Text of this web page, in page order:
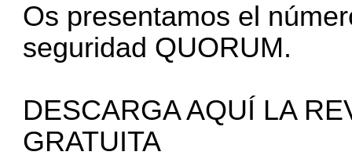
Os presentamos el
seguridad QUORUM.
DESCARGA AQUÍ LA
GRATUITA